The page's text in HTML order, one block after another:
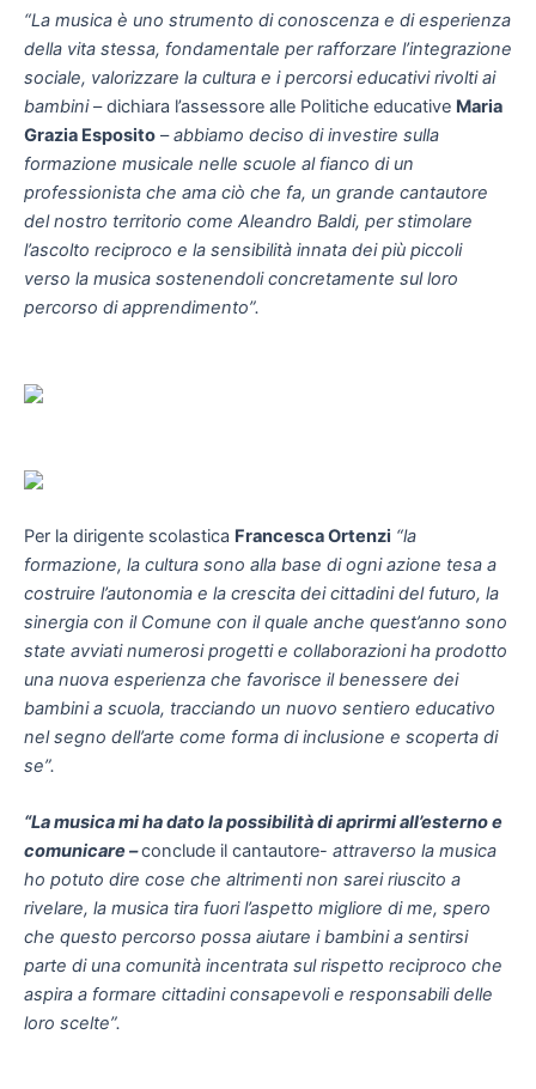
“La musica è uno strumento di conoscenza e di esperienza
della vita stessa, fondamentale per rafforzare l’integrazione
sociale, valorizzare la cultura e i percorsi educativi rivolti ai
bambini– dichiara l’assessore alle Politiche educative Maria
Grazia Esposito –abbiamo deciso di investire sulla
formazione musicale nelle scuole al fianco di un
professionista che ama ciò che fa, un grande cantautore
del nostro territorio come Aleandro Baldi, per stimolare
l’ascolto reciproco e la sensibilità innata dei più piccoli
verso la musica sostenendoli concretamente sul loro
percorso di apprendimento”.
Per la dirigente scolastica Francesca Ortenzi “la
formazione, la cultura sono alla base di ogni azione tesa a
costruire l’autonomia e la crescita dei cittadini del futuro, la
sinergia con il Comune con il quale anche quest’anno sono
state avviati numerosi progetti e collaborazioni ha prodotto
una nuova esperienza che favorisce il benessere dei
bambini a scuola, tracciando un nuovo sentiero educativo
nel segno dell’arte come forma di inclusione e scoperta di
se”.
“La musica mi ha dato la possibilità di aprirmi all’esterno e
comunicare –conclude il cantautore- attraverso la musica
ho potuto dire cose che altrimenti non sarei riuscito a
rivelare, la musica tira fuori l’aspetto migliore di me, spero
che questo percorso possa aiutare i bambini a sentirsi
parte di una comunità incentrata sul rispetto reciproco che
aspira a formare cittadini consapevoli e responsabili delle
loro scelte”.